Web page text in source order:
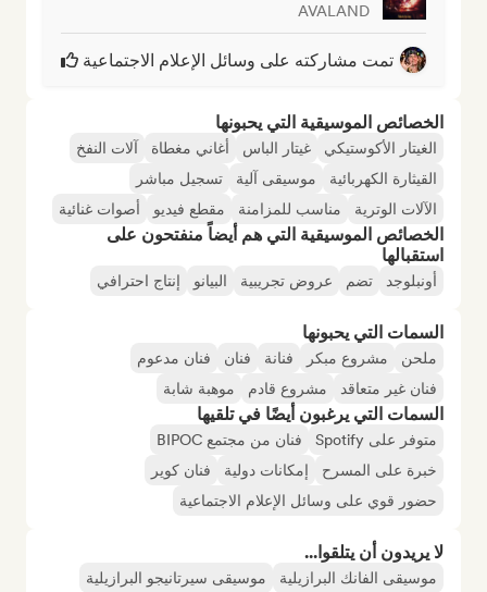
AVALAND
تمت مشاركته على وسائل الإعلام الاجتماعية
الخصائص الموسيقية التي يحبونها
الغيتار الأكوستيكي غيتار الباس أغاني مغطاة
آلات النفخ
القيثارة الكهربائية
موسيقى آلية
تسجيل مباشر
الآلات الوترية
مناسب للمزامنة مقطع فيديو أصوات غنائية
الخصائص الموسيقية التي هم أيضاً منفتحون على
استقبالها
أونبلوجد تضم عروض تجريبية البيانو إنتاج احترافي
السمات التي يحبونها
ملحن مشروع مبكر فنانة فنان
فنان مدعوم
فنان غير متعاقد
مشروع قادم موهبة شابة
السمات التي يرغبون أيضًا في تلقيها
متوفر على Spotify
فنان من مجتمع BIPOC
خبرة على المسرح
إمكانات دولية
فنان كوير
حضور قوي على وسائل الإعلام الاجتماعية
لا يريدون أن يتلقوا...
موسيقى الفانك البرازيلية موسيقى سيرتانيجو البرازيلية